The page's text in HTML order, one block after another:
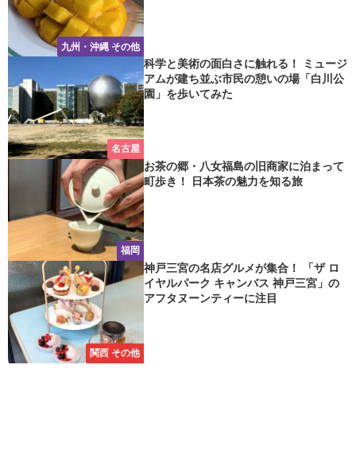
九州・沖縄 その他
名古屋
科学と美術の面白さに触れる！ ミュージ
アムが建ち並ぶ市民の憩いの場「白川公
園」を歩いてみた
福岡
お茶の郷・八女福島の旧商家に泊まって
町歩き！ 日本茶の魅力を知る旅
関西 その他
神戸三宮の名店グルメが集合！ 「ザ ロ
イヤルパーク キャンバス 神戸三宮」の
アフタヌーンティーに注目